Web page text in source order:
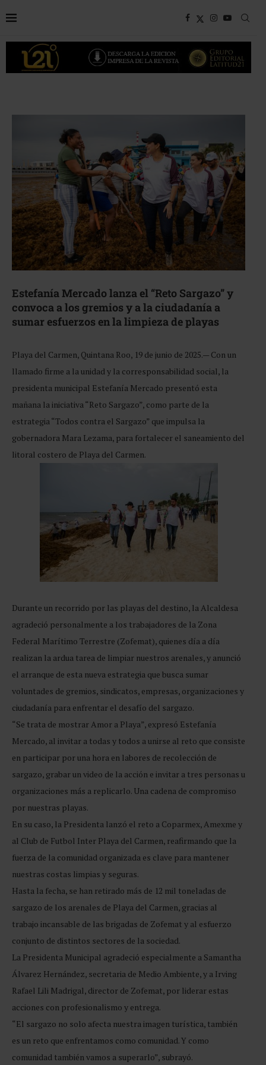
Estefanía Mercado lanza el “Reto Sargazo” y
convoca a los gremios y a la ciudadanía a
sumar esfuerzos en la limpieza de playas
Playa del Carmen, Quintana Roo, 19 de junio de 2025.— Con un
llamado firme a la unidad y la corresponsabilidad social, la
presidenta municipal Estefanía Mercado presentó esta
mañana la iniciativa “Reto Sargazo”, como parte de la
estrategia “Todos contra el Sargazo” que impulsa la
gobernadora Mara Lezama, para fortalecer el saneamiento del
litoral costero de Playa del Carmen.
Durante un recorrido por las playas del destino, la Alcaldesa
agradeció personalmente a los trabajadores de la Zona
Federal Marítimo Terrestre (Zofemat), quienes día a día
realizan la ardua tarea de limpiar nuestros arenales, y anunció
el arranque de esta nueva estrategia que busca sumar
voluntades de gremios, sindicatos, empresas, organizaciones y
ciudadanía para enfrentar el desafío del sargazo.
“Se trata de mostrar Amor a Playa”, expresó Estefanía
Mercado, al invitar a todas y todos a unirse al reto que consiste
en participar por una hora en labores de recolección de
sargazo, grabar un video de la acción e invitar a tres personas u
organizaciones más a replicarlo. Una cadena de compromiso
por nuestras playas.
En su caso, la Presidenta lanzó el reto a Coparmex, Amexme y
al Club de Futbol Inter Playa del Carmen, reafirmando que la
fuerza de la comunidad organizada es clave para mantener
nuestras costas limpias y seguras.
Hasta la fecha, se han retirado más de 12 mil toneladas de
sargazo de los arenales de Playa del Carmen, gracias al
trabajo incansable de las brigadas de Zofemat y al esfuerzo
conjunto de distintos sectores de la sociedad.
La Presidenta Municipal agradeció especialmente a Samantha
Álvarez Hernández, secretaria de Medio Ambiente, y a Irving
Rafael Lili Madrigal, director de Zofemat, por liderar estas
acciones con profesionalismo y entrega.
“El sargazo no solo afecta nuestra imagen turística, también
es un reto que enfrentamos como comunidad. Y como
comunidad también vamos a superarlo”, subrayó.